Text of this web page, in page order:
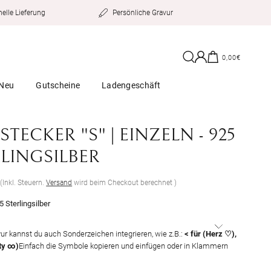
Lieferung Persönliche Gravur
Gutscheine Ladengeschäft
EinloggenWarenkorb
0,00€
"S" | EINZELN - 925
(Inkl. Steuern.Versand wird beim Checkout berechnet )
Sterlingsilber
kannst du auch Sonderzeichen integrieren, wie z.B.: < für (Herz ♡),
∞)Einfach die Symbole kopieren und einfügen oder in Klammern